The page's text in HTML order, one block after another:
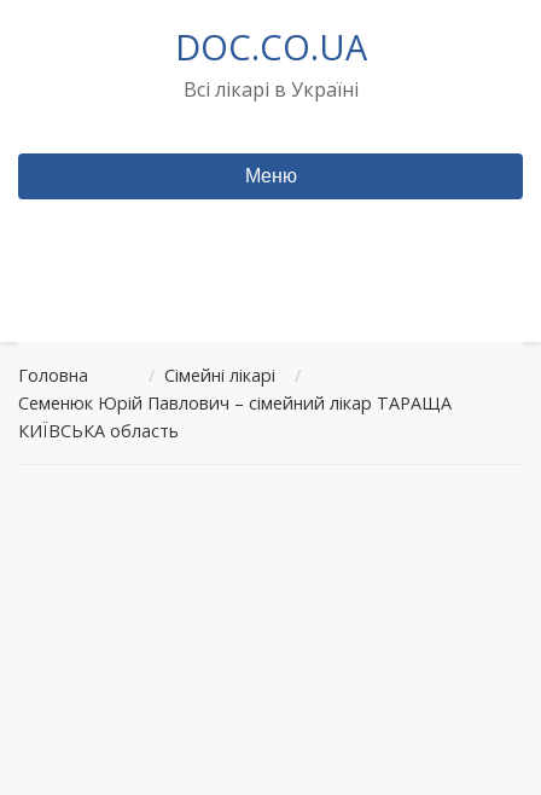
DOC.CO.UA
Всі лікарі в Україні
Меню
Головна / Сімейні лікарі
/
Семенюк Юрій Павлович – сімейний лікар ТАРАЩА
КИЇВСЬКА область